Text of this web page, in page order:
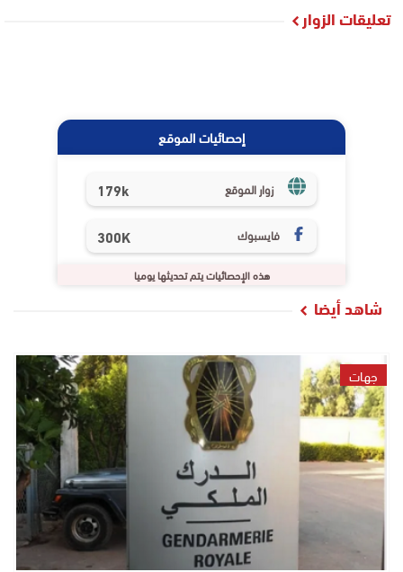
تعليقات الزوار
إحصائيات الموقع
زوار الموقع 179k
فايسبوك 300K
هذه الإحصائيات يتم تحديثها يوميا
شاهد أيضا
جهات